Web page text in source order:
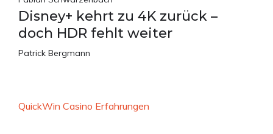
Disney+ kehrt zu 4K zurück –
doch HDR fehlt weiter
Patrick Bergmann
QuickWin Casino Erfahrungen